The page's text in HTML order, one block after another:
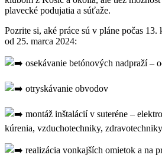
plavecké podujatia a súťaže.
Pozrite si, aké práce sú v pláne počas 13.
od 25. marca 2024:
osekávanie betónových nadpraží –
otryskávanie obvodov
montáž inštalácií v suteréne –
kúrenia, vzduchotechniky, zdravotechniky
realizácia vonkajších omietok a na